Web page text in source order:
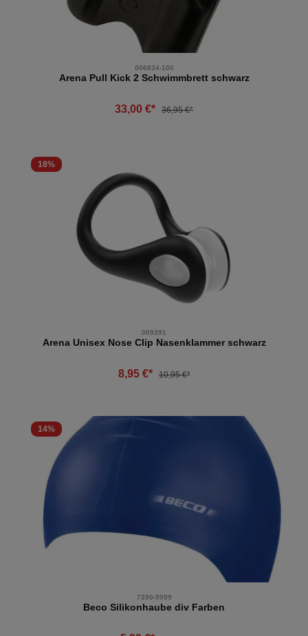
006834-100
Arena Pull Kick 2 Schwimmbrett schwarz
33,00 €* 36,95 €*
18%
009391
Arena Unisex Nose Clip Nasenklammer schwarz
8,95 €* 10,95 €*
14%
7390-9999
Beco Silikonhaube div Farben